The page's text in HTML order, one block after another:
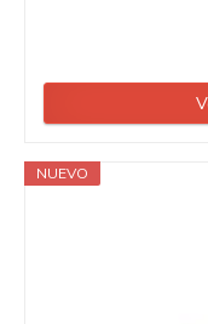
NUEVO